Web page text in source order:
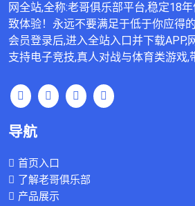
网全站,全称:老哥俱乐部平台,稳定18
致体验！永远不要满足于低于你应得
会员登录后,进入全站入口并下载APP,
支持电子竞技,真人对战与体育类游戏,
导航
首页入口
了解老哥俱乐部
产品展示